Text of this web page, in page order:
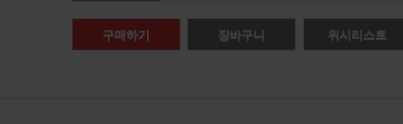
구매하기 장바구니 위시리스트